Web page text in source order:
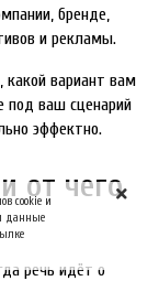
бренде,
и рекламы.
вариант вам
ваш сценарий
эффектно.
от чего
речь идёт о
cookie и
данные